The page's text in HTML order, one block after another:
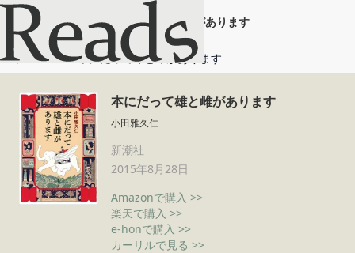
本にだって雄と雌があります
ホーム 本にだって雄と雌があります
本にだって雄と雌があります
小田雅久仁
新潮社
2015年8月28日
Amazonで購入 >>
楽天で購入 >>
e-honで購入 >>
カーリルで見る >>